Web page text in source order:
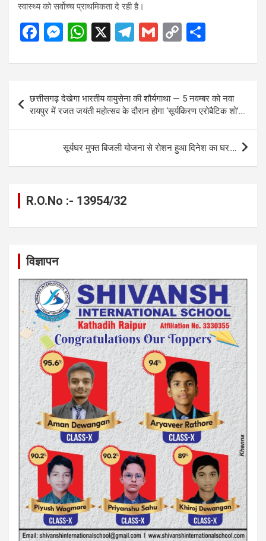
स्वास्थ्य को सर्वोच्च प्राथमिकता दे रही है।
F
ce
b
o
o
M
se
n
g
er
W
at
s
A
p
p
X
T
e
gr
a
m
G
ail
C
py
Li
n
k
ar
navigation
छत्तीसगढ़ देखेगा भारतीय वायुसेना की शौर्यगाथा — 5 नवम्बर को नवा
रायपुर में रजत जयंती महोत्सव के दौरान होगा ‘सूर्यकिरण एरोबैटिक शो’….
सूर्यघर मुफ्त बिजली योजना से रोशन हुआ दिनेश का घर….
R.O.No :- 13954/32
विज्ञापन